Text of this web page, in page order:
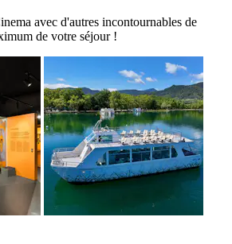
avec d'autres incontournables de
de votre séjour !